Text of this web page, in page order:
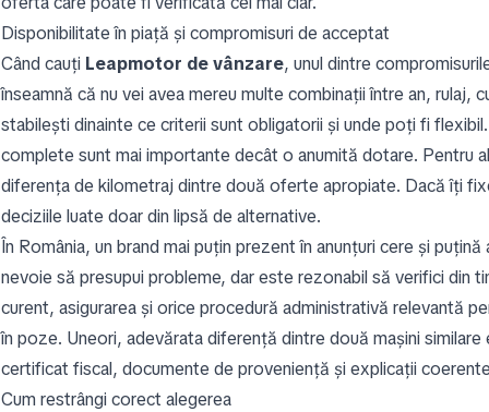
Disponibilitate în piață și compromisuri de acceptat
Când cauți Leapmotor de vânzare, unul dintre
înseamnă că nu vei avea mereu multe combinații între an,
stabilești dinainte ce criterii sunt obligatorii și unde poți fi
complete sunt mai importante decât o anumită dotare. Pentru
diferența de kilometraj dintre două oferte apropiate. Dacă îți
deciziile luate doar din lipsă de alternative.
În România, un brand mai puțin prezent în anunțuri cere și
nevoie să presupui probleme, dar este rezonabil să verifici din
curent, asigurarea și orice procedură administrativă relevantă
în poze. Uneori, adevărata diferență dintre două mașini
certificat fiscal, documente de proveniență și explicații
Cum restrângi corect alegerea